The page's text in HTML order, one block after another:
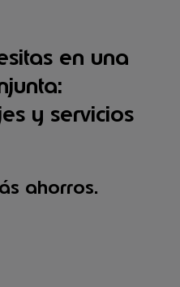
en una
y servicios
ahorros.